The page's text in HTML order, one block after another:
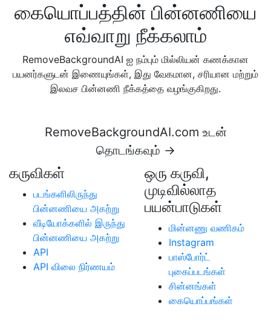
கையொப்பத்தின் பின்னணியை
எவ்வாறு நீக்கலாம்
RemoveBackgroundAI ஐ நம்பும் மில்லியன் கணக்கான
பயனர்களுடன் இணையுங்கள், இது வேகமான, சரியான மற்றும்
இலவச பின்னணி நீக்கத்தை வழங்குகிறது.
RemoveBackgroundAI.com உடன்
தொடங்கவும் →
கருவிகள்
படங்களிலிருந்து
பின்னணியை அகற்று
வீடியோக்களில் இருந்து
பின்னணியை அகற்று
API
API விலை நிர்ணயம்
ஒரு கருவி,
முடிவில்லாத
பயன்பாடுகள்
மின்னணு வணிகம்
Instagram
பாஸ்போர்ட்
புகைப்படங்கள்
சின்னங்கள்
கையொப்பங்கள்